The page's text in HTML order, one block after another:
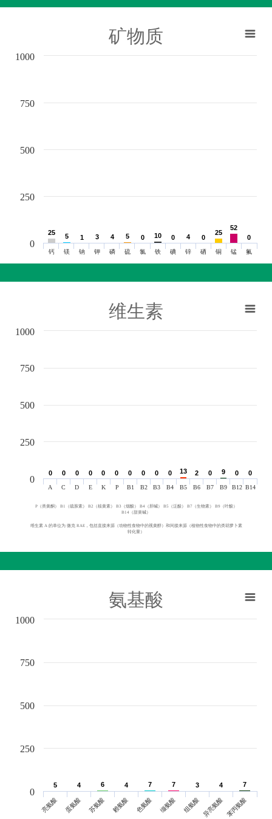
矿物质
25
25 5
5 1
1 3
3 4
4 5
5 0
0 10
10 0
0 4
4 0
0
25
25
52
52
0
0
钙 镁 钠 钾 磷 硫 氯 铁 碘 锌 硒 铜 锰 氟
0
250
500
750
1000
维生素
0
0 0
0 0
0 0
0 0
0 0
0 0
0 0
0 0
0 0
0 13
13 2
2 0
0 9
9 0
0 0
0
A C D E K P B1 B2 B3 B4 B5 B6 B7 B9 B12 B14
0
250
500
750
1000
P（类黄酮） B1（硫胺素） B2（核黄素） B3（烟酸） B4（胆碱） B5（泛酸） B7（生物素） B9（叶酸）
B14（甜菜碱）
维生素 A 的单位为 微克 RAE，包括直接来源（动物性食物中的视黄醇）和间接来源（植物性食物中的类胡萝卜素
转化量）
氨基酸
5
5 4
4 6
6 4
4 7
7 7
7 3
3 4
4 7
7
亮氨酸 蛋氨酸 苏氨酸 赖氨酸 色氨酸 缬氨酸 组氨酸 异亮氨酸苯丙氨酸
0
250
500
750
1000